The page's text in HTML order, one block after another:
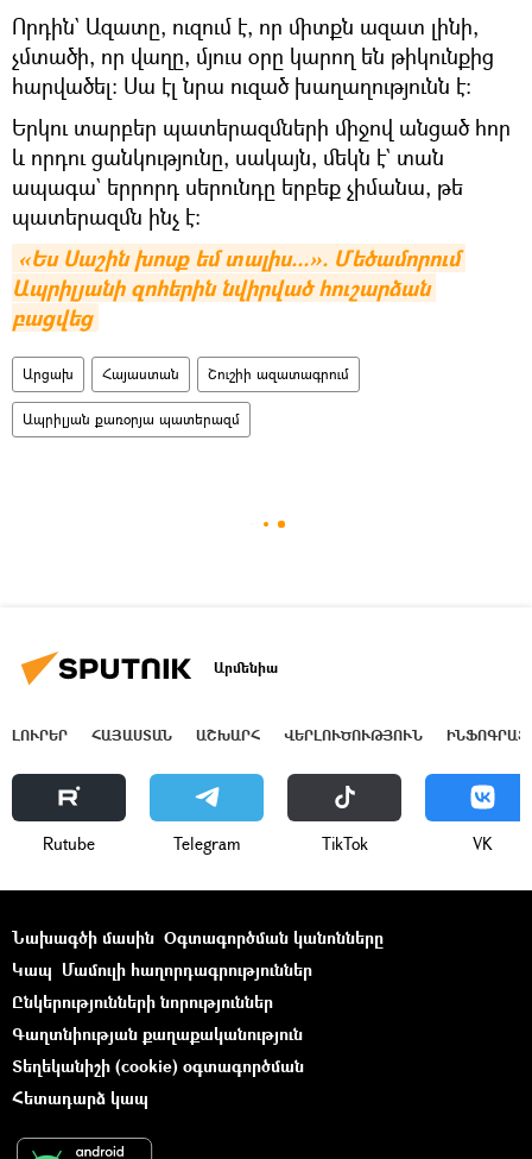
Որդին` Ազատը, ուզում է, որ միտքն ազատ լինի,
չմտածի, որ վաղը, մյուս օրը կարող են թիկունքից
հարվածել։ Սա էլ նրա ուզած խաղաղությունն է։
Երկու տարբեր պատերազմների միջով անցած հոր
և որդու ցանկությունը, սակայն, մեկն է` տան
ապագա` երրորդ սերունդը երբեք չիմանա, թե
պատերազմն ինչ է։
«Ես Սաշին խոսք եմ տալիս...». Մեծամորում
Ապրիլյանի զոհերին նվիրված հուշարձան
բացվեց
Արցախ Հայաստան Շուշիի ազատագրում
Ապրիլյան քառօրյա պատերազմ
Արմենիա
ԼՈՒՐԵՐ ՀԱՅԱՍՏԱՆ ԱՇԽԱՐՀ ՎԵՐԼՈՒԾՈՒԹՅՈՒՆ
Rutube Telegram ТikТоk VK
Նախագծի մասին Օգտագործման կանոնները
Կապ Մամուլի հաղորդագրություններ
Ընկերությունների նորություններ
Գաղտնիության քաղաքականություն
Տեղեկանիշի (cookie) օգտագործման
Հետադարձ կապ